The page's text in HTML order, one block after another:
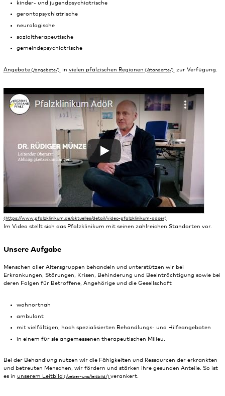
kinder- und jugendpsychiatrische
gerontopsychiatrische
neurologische
sozialtherapeutische
gemeindepsychiatrische
Angebote in vielen pfälzischen Regionen zur Verfügung.
Im Video stellt sich das Pfalzklinikum mit seinen zahlreichen Standorten vor.
Unsere Aufgabe
Menschen aller Altersgruppen behandeln und unterstützen wir bei
Erkrankungen, Störungen, Krisen, Behinderung und Beeinträchtigung sowie bei
deren Folgen für Betroffene, Angehörige und die Gesellschaft
wohnortnah
ambulant
mit vielfältigen, hoch spezialisierten Behandlungs- und Hilfeangeboten
in einem für sie angemessenen therapeutischen Milieu.
Bei der Behandlung nutzen wir die Fähigkeiten und Ressourcen der erkrankten
und betreuten Menschen, wir fördern und stärken ihre gesunden Anteile. So ist
es in unserem Leitbild verankert.